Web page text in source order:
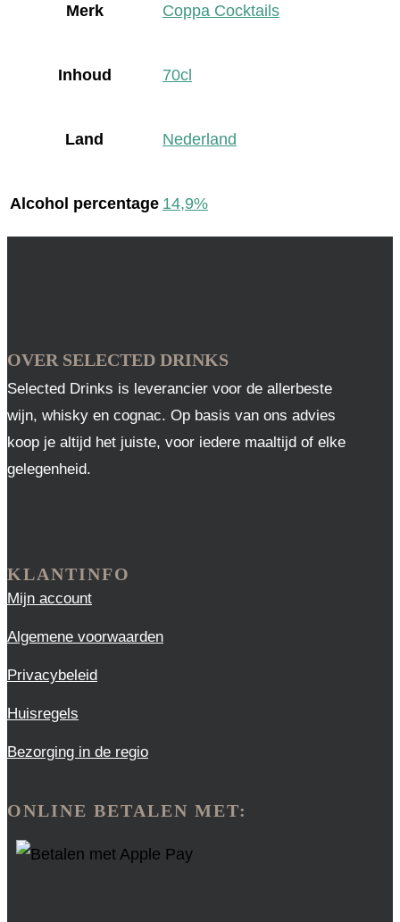
Merk Coppa Cocktails
Inhoud 70cl
Land Nederland
Alcohol percentage 14,9%
OVER SELECTED DRINKS
Selected Drinks is leverancier voor de allerbeste
wijn, whisky en cognac. Op basis van ons advies
koop je altijd het juiste, voor iedere maaltijd of elke
gelegenheid.
KLANTINFO
Mijn account
Algemene voorwaarden
Privacybeleid
Huisregels
Bezorging in de regio
ONLINE BETALEN MET: